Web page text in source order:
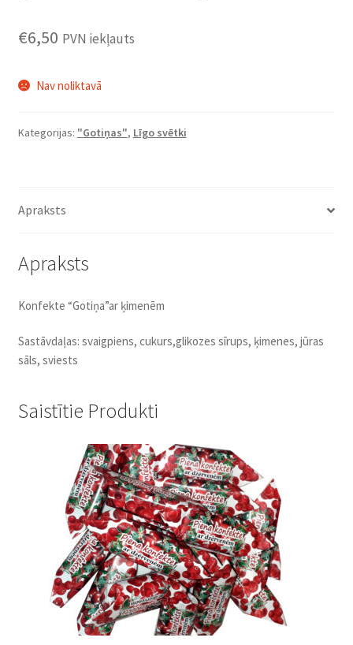
€6,50 PVN iekļauts
Nav noliktavā
Kategorijas: "Gotiņas", Līgo svētki
Apraksts
Apraksts
Konfekte “Gotiņa”ar ķimenēm
Sastāvdaļas: svaigpiens, cukurs,glikozes sīrups, ķimenes, jūras
sāls, sviests
Saistītie Produkti